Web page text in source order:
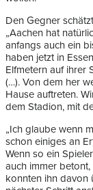
Den Gegner
„Aachen hat
anfangs auch ein
haben jetzt in
Elfmetern auf ihrer
(…). Von dem her
Hause auftreten.
dem Stadion, mit
„Ich glaube wenn
schon einiges an
Wenn so ein
auch immer
konnten ihn davon